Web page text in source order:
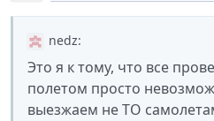
nedz:
Это я к тому, что все
полетом просто
выезжаем не ТО